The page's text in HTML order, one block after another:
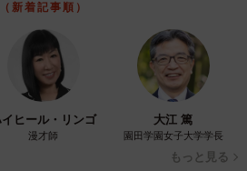
（新着記事順）
イヒール・リンゴ
漫才師
大江 篤
園田学園女子大学学長
もっと見る